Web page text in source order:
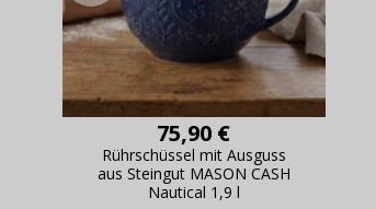
75,90 €
Rührschüssel mit Ausguss
aus Steingut MASON CASH
Nautical 1,9 l